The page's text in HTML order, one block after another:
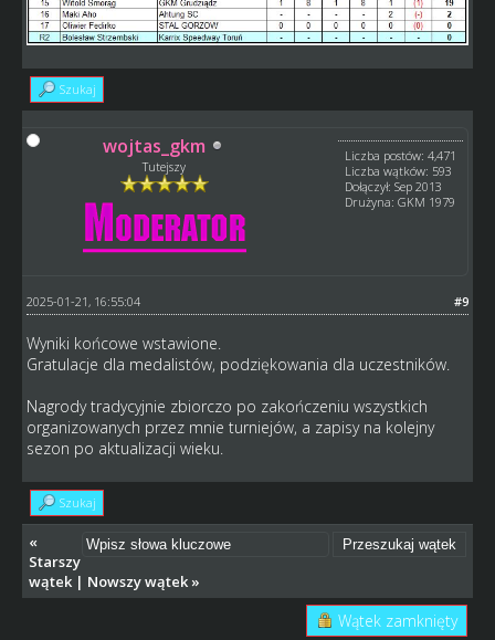
Szukaj
wojtas_gkm
Tutejszy
Liczba postów: 4,471
Liczba wątków: 593
Dołączył: Sep 2013
Drużyna: GKM 1979
#9
2025-01-21, 16:55:04
Wyniki końcowe wstawione.
Gratulacje dla medalistów, podziękowania dla uczestników.
Nagrody tradycyjnie zbiorczo po zakończeniu wszystkich
organizowanych przez mnie turniejów, a zapisy na kolejny
sezon po aktualizacji wieku.
Szukaj
«
Starszy
wątek| Nowszy wątek»
Wątek zamknięty